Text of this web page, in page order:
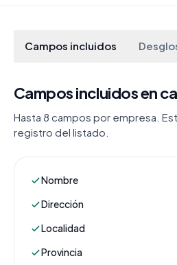
Campos incluidos
Campos incluidos en
Hasta 8 campos por empresa.
registro del listado.
Nombre
Dirección
Localidad
Provincia